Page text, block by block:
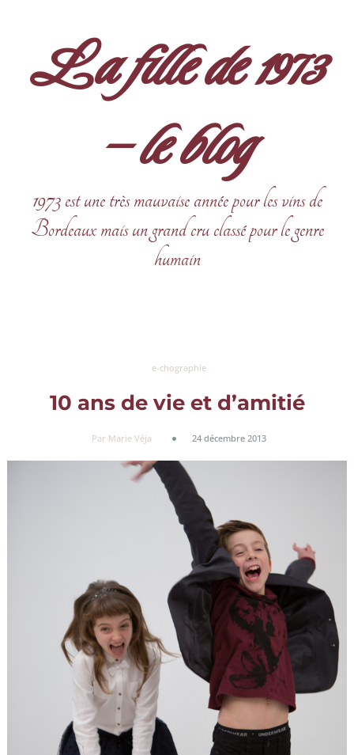
La fille de 1973
– le blog
1973 est une très mauvaise année pour les vins de
Bordeaux mais un grand cru classé pour le genre
humain
e-chographie
10 ans de vie et d’amitié
Par Marie Véja 24 décembre 2013